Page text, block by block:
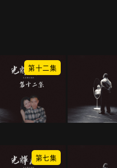
第十二集
第七集